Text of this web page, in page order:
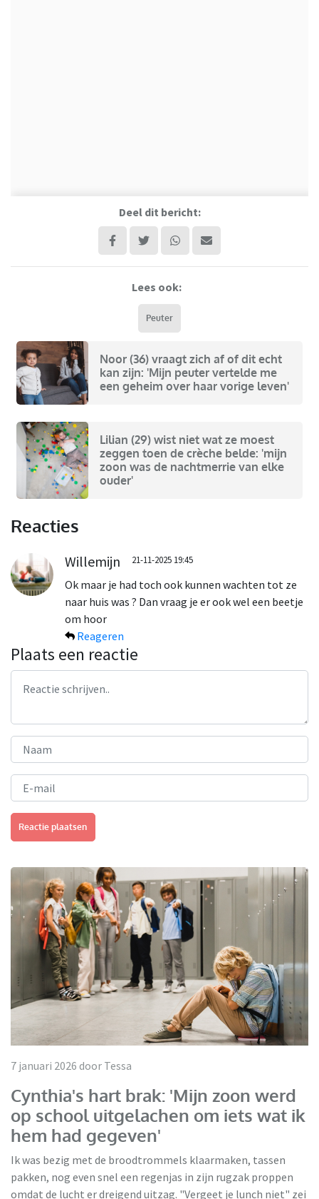
Deel dit bericht:
Lees ook:
Peuter
Noor (36) vraagt zich af of dit echt
kan zijn: 'Mijn peuter vertelde me
een geheim over haar vorige leven'
Lilian (29) wist niet wat ze moest
zeggen toen de crèche belde: 'mijn
zoon was de nachtmerrie van elke
ouder'
Reacties
Willemijn 21-11-2025 19:45
Ok maar je had toch ook kunnen wachten tot ze
naar huis was ? Dan vraag je er ook wel een beetje
om hoor
Reageren
Plaats een reactie
Reactie plaatsen
7 januari 2026 door Tessa
Cynthia's hart brak: 'Mijn zoon werd
op school uitgelachen om iets wat ik
hem had gegeven'
Ik was bezig met de broodtrommels klaarmaken, tassen
pakken, nog even snel een regenjas in zijn rugzak proppen
omdat de lucht er dreigend uitzag. "Vergeet je lunch niet" zei